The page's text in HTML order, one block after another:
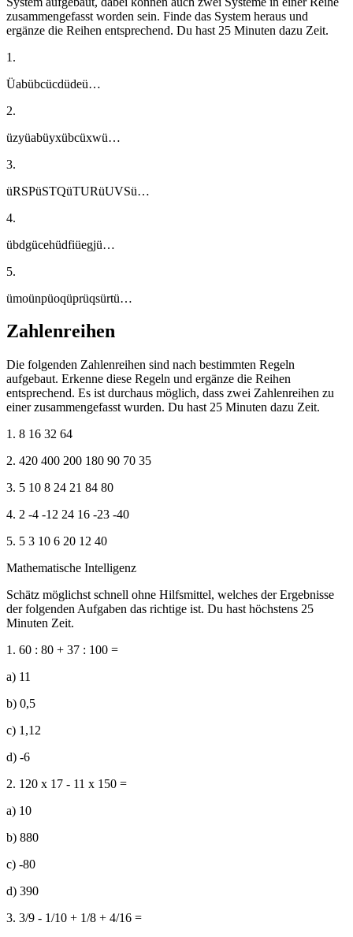
zusammengefasst worden sein. Finde das System heraus und
ergänze die Reihen entsprechend. Du hast 25 Minuten dazu Zeit.
1.
Üabübcücdüdeü…
2.
üzyüabüyxübcüxwü…
3.
üRSPüSTQüTURüUVSü…
4.
übdgücehüdfiüegjü…
5.
ümoünpüoqüprüqsürtü…
Zahlenreihen
Die folgenden Zahlenreihen sind nach bestimmten Regeln
aufgebaut. Erkenne diese Regeln und ergänze die Reihen
entsprechend. Es ist durchaus möglich, dass zwei Zahlenreihen zu
einer zusammengefasst wurden. Du hast 25 Minuten dazu Zeit.
1. 8 16 32 64
2. 420 400 200 180 90 70 35
3. 5 10 8 24 21 84 80
4. 2 -4 -12 24 16 -23 -40
5. 5 3 10 6 20 12 40
Mathematische Intelligenz
Schätz möglichst schnell ohne Hilfsmittel, welches der Ergebnisse
der folgenden Aufgaben das richtige ist. Du hast höchstens 25
Minuten Zeit.
1. 60 : 80 + 37 : 100 =
a) 11
b) 0,5
c) 1,12
d) -6
2. 120 x 17 - 11 x 150 =
a) 10
b) 880
c) -80
d) 390
3. 3/9 - 1/10 + 1/8 + 4/16 =